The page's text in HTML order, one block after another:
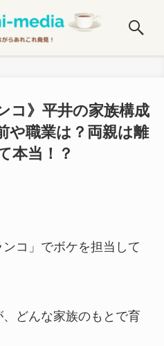
コ》平井の家族構成
や職業は？両親は離
本当！？
コ」でボケを担当して
どんな家族のもとで育